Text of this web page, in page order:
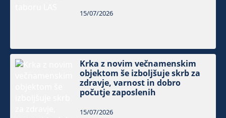
15/07/2026
Krka z novim večnamenskim
objektom še izboljšuje skrb za
zdravje, varnost in dobro
počutje zaposlenih
15/07/2026